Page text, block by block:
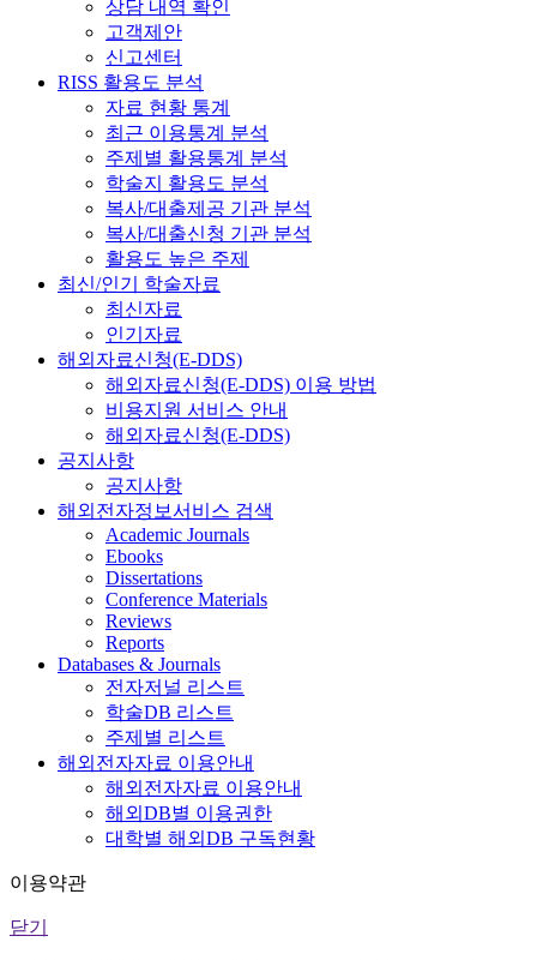
상담 내역 확인
고객제안
신고센터
RISS 활용도 분석
자료 현황 통계
최근 이용통계 분석
주제별 활용통계 분석
학술지 활용도 분석
복사/대출제공 기관 분석
복사/대출신청 기관 분석
활용도 높은 주제
최신/인기 학술자료
최신자료
인기자료
해외자료신청(E-DDS)
해외자료신청(E-DDS) 이용 방법
비용지원 서비스 안내
해외자료신청(E-DDS)
공지사항
공지사항
해외전자정보서비스 검색
Academic Journals
Ebooks
Dissertations
Conference Materials
Reviews
Reports
Databases & Journals
전자저널 리스트
학술DB 리스트
주제별 리스트
해외전자자료 이용안내
해외전자자료 이용안내
해외DB별 이용권한
대학별 해외DB 구독현황
이용약관
닫기